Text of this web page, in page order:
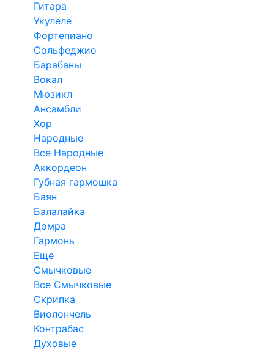
Гитара
Укулеле
Фортепиано
Сольфеджио
Барабаны
Вокал
Мюзикл
Ансамбли
Хор
Народные
Все Народные
Аккордеон
Губная гармошка
Баян
Балалайка
Домра
Гармонь
Еще
Смычковые
Все Смычковые
Скрипка
Виолончель
Контрабас
Духовые